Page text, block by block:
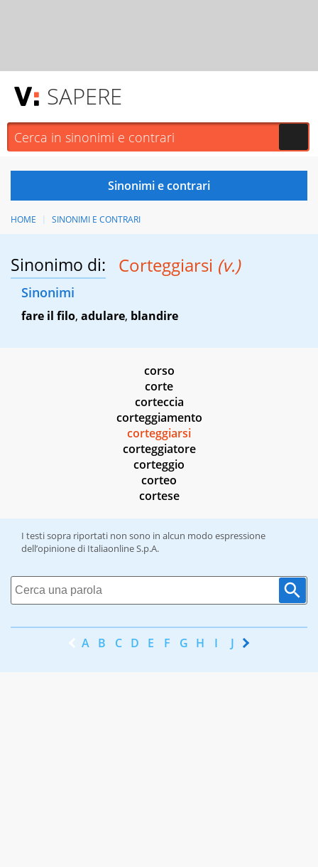
SAPERE
HOME SINONIMI E CONTRARI
Sinonimo di: Corteggiarsi (v.)
Sinonimi
fare il filo, adulare, blandire
corso
corte
corteccia
corteggiamento
corteggiarsi
corteggiatore
corteggio
corteo
cortese
I testi sopra riportati non sono in alcun modo espressione
dell’opinione di Italiaonline S.p.A.
A B C D E F G H I J K